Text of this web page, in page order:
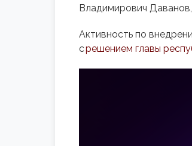
Владимирович Даванов,
Активность по
срешением главы